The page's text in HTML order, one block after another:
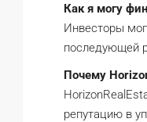
Как я могу
Инвесторы
последующей
Почему
репутацию в